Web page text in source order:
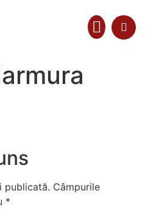
publicată. Câmpurile
*